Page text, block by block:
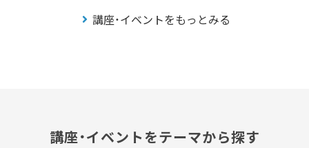
講座・イベントをもっとみる
講座・イベントをテーマから探す